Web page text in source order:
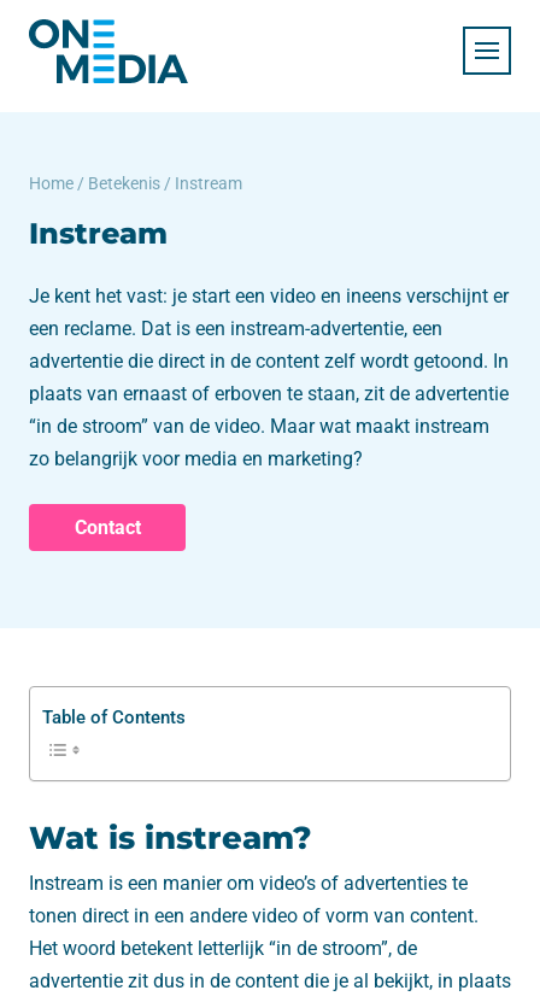
Home / Betekenis / Instream
Instream
Je kent het vast: je start een video en ineens verschijnt er
een reclame. Dat is een instream-advertentie, een
advertentie die direct in de content zelf wordt getoond. In
plaats van ernaast of erboven te staan, zit de advertentie
“in de stroom” van de video. Maar wat maakt instream
zo belangrijk voor media en marketing?
Contact
Table of Contents
Wat is instream?
Instream is een manier om video’s of advertenties te
tonen direct in een andere video of vorm van content.
Het woord betekent letterlijk “in de stroom”, de
advertentie zit dus in de content die je al bekijkt, in plaats